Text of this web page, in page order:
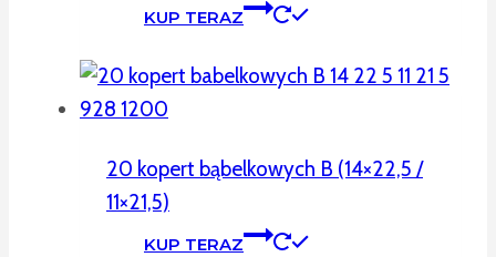
KUP TERAZ
20 kopert bąbelkowych B (14×22,5 /
11×21,5)
KUP TERAZ